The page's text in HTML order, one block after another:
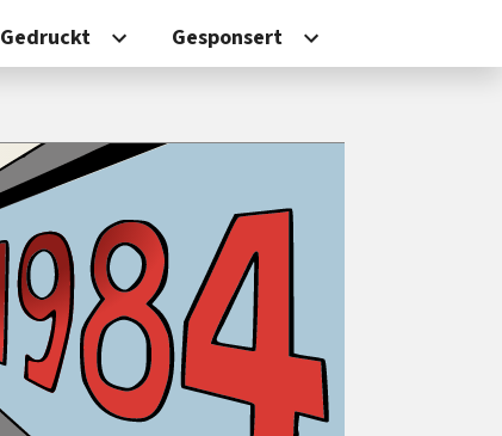
Gedruckt Gesponsert